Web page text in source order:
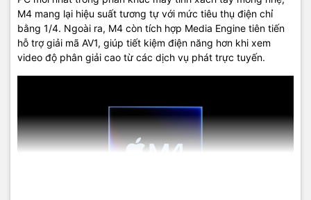
M4 mang lại hiệu suất tương tự với mức tiêu thụ điện chỉ
bằng 1/4. Ngoài ra, M4 còn tích hợp Media Engine tiên tiến
hỗ trợ giải mã AV1, giúp tiết kiệm điện năng hơn khi xem
video độ phân giải cao từ các dịch vụ phát trực tuyến.